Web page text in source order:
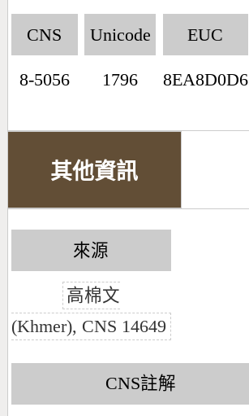
CNS
8-5056
Unicode
1796
EUC
8EA8D0D6
其他資訊
來源
高棉文
(Khmer), CNS 14649
CNS註解